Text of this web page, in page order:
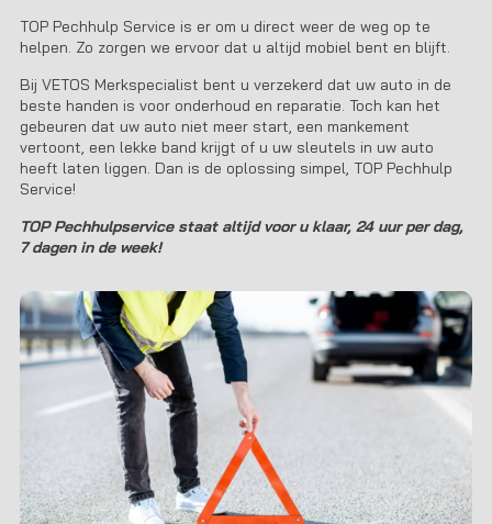
TOP Pechhulp Service is er om u direct weer de weg op te
helpen. Zo zorgen we ervoor dat u altijd mobiel bent en blijft.
Bij VETOS Merkspecialist bent u verzekerd dat uw auto in de
beste handen is voor onderhoud en reparatie. Toch kan het
gebeuren dat uw auto niet meer start, een mankement
vertoont, een lekke band krijgt of u uw sleutels in uw auto
heeft laten liggen. Dan is de oplossing simpel, TOP Pechhulp
Service!
TOP Pechhulpservice staat altijd voor u klaar, 24 uur per dag,
7 dagen in de week!